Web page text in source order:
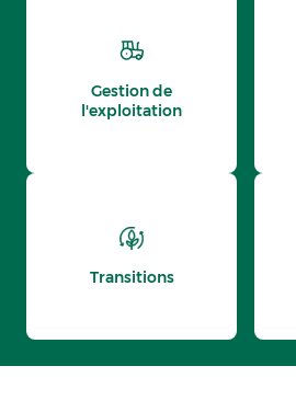
Gestion de
l'exploitation
Transitions